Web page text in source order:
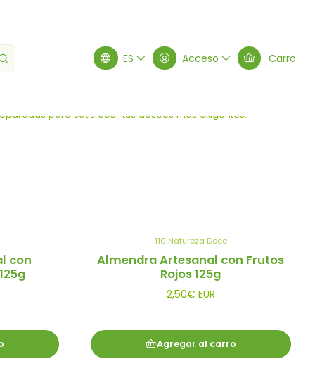
ES Acceso Carro
para satisfacer tus deseos más exigentes.
con
110|Natureza Doce
Almendra Artesanal con Frutos
Rojos 125g
2,50€ EUR
Agregar al carro